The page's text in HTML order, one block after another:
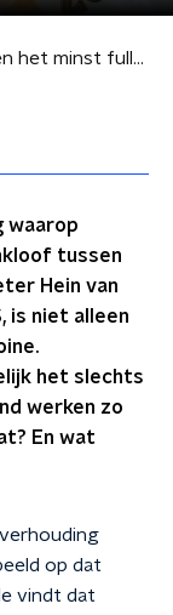
Nederlandse vrouwen werken het minst fulltime van Europa
waarop
tussen
Hein van
is niet alleen
het slechts
werken zo
En wat
op dat
vindt dat